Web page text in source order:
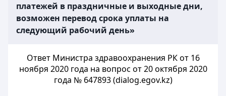
платежей в праздничные и выходные дни,
возможен перевод срока уплаты на
следующий рабочий день»
Ответ Министра здравоохранения РК от 16
ноября 2020 года на вопрос от 20 октября 2020
года № 647893 (dialog.egov.kz)